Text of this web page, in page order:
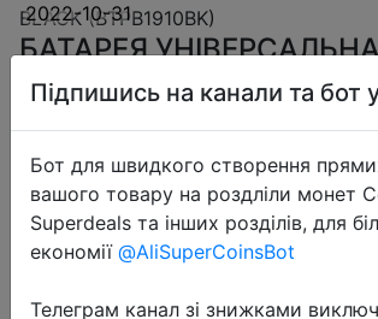
2022-10-31
БАТАРЕЯ УНІВЕРСАЛЬНА
10000 MAH BLACK
599 грн.
Sale
Підпишись на канали та бот
Бот для швидкого створення
вашого товару на роздліли монет
Superdeals та інших розділів, для
економії @AliSuperCoinsBot
Телеграм канал зі знижками